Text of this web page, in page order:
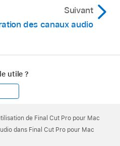
Suivant
des canaux audio
utile ?
de Final Cut Pro pour Mac
dans Final Cut Pro pour Mac